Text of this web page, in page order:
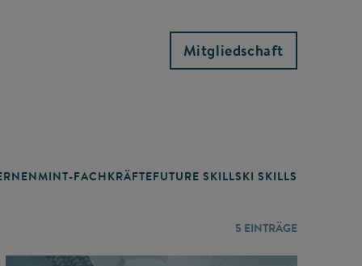
Mitgliedschaft
MINT-FACHKRÄFTEFUTURE SKILLSKI SKILLS
5 EINTRÄGE